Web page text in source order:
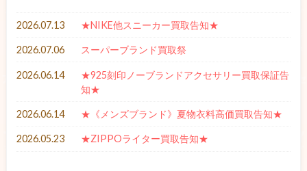
2026.07.13 ★NIKE他スニーカー買取告知★
2026.07.06 スーパーブランド買取祭
2026.06.14
★925刻印ノーブランドアクセサリー買取保証告
知★
2026.06.14 ★《メンズブランド》夏物衣料高価買取告知★
2026.05.23 ★ZIPPOライター買取告知★